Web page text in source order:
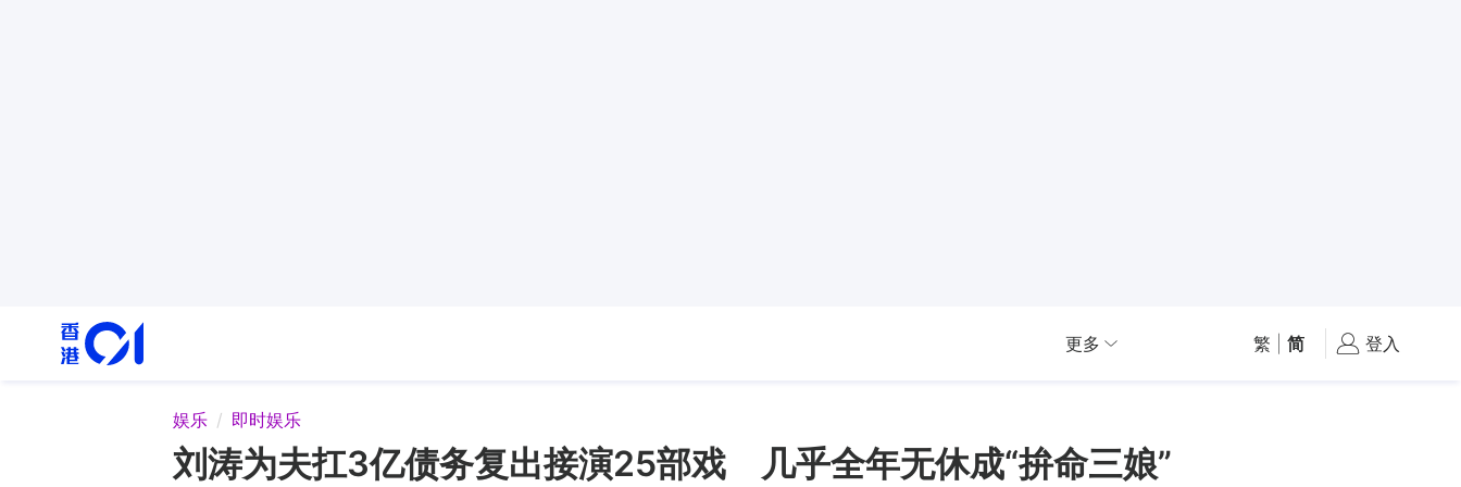
更多 繁 简 登入
娱乐 即时娱乐
刘涛为夫扛3亿债务复出接演25部戏 几乎全年无休成“拚命三娘”